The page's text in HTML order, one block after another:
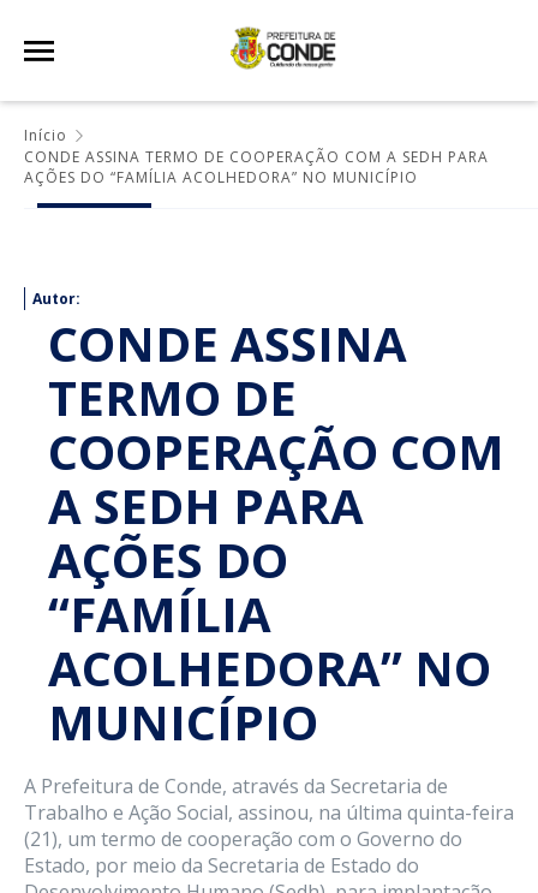
Início
CONDE ASSINA TERMO DE COOPERAÇÃO COM A SEDH PARA
AÇÕES DO “FAMÍLIA ACOLHEDORA” NO MUNICÍPIO
Autor:
CONDE ASSINA
TERMO DE
COOPERAÇÃO COM
A SEDH PARA
AÇÕES DO
“FAMÍLIA
ACOLHEDORA” NO
MUNICÍPIO
A Prefeitura de Conde, através da Secretaria de
Trabalho e Ação Social, assinou, na última quinta-feira
(21), um termo de cooperação com o Governo do
Estado, por meio da Secretaria de Estado do